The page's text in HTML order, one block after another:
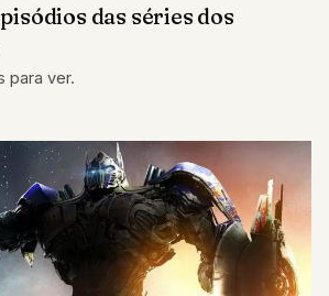
das séries dos
para ver.